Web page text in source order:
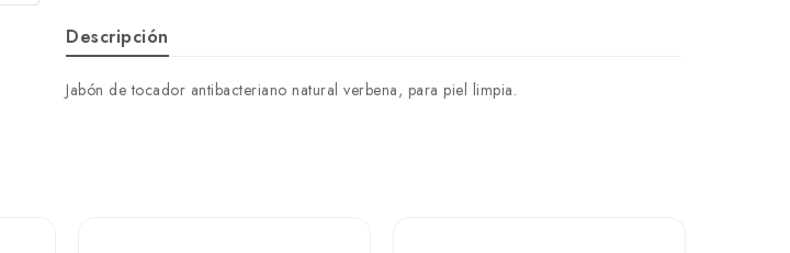
Descripción
Jabón de tocador antibacteriano natural verbena, para piel limpia.